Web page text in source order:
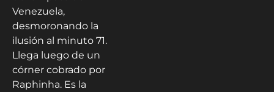
Venezuela,
desmoronando la
ilusión al minuto 71.
Llega luego de un
córner cobrado por
Raphinha. Es la